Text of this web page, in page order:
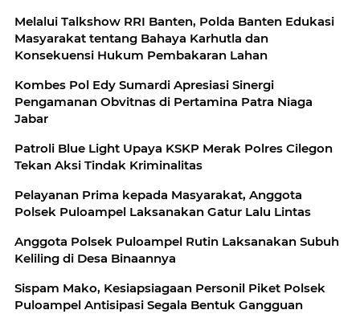
Melalui Talkshow RRI Banten, Polda Banten Edukasi
Masyarakat tentang Bahaya Karhutla dan
Konsekuensi Hukum Pembakaran Lahan
Kombes Pol Edy Sumardi Apresiasi Sinergi
Pengamanan Obvitnas di Pertamina Patra Niaga
Jabar
Patroli Blue Light Upaya KSKP Merak Polres Cilegon
Tekan Aksi Tindak Kriminalitas
Pelayanan Prima kepada Masyarakat, Anggota
Polsek Puloampel Laksanakan Gatur Lalu Lintas
Anggota Polsek Puloampel Rutin Laksanakan Subuh
Keliling di Desa Binaannya
Sispam Mako, Kesiapsiagaan Personil Piket Polsek
Puloampel Antisipasi Segala Bentuk Gangguan